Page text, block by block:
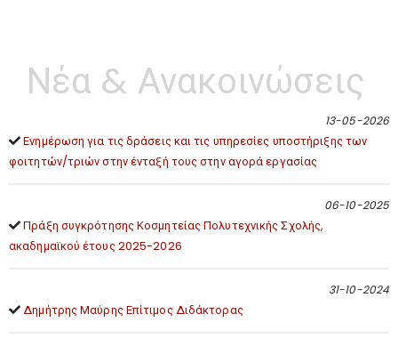
Νέα & Ανακοινώσεις
13-05-2026
Ενημέρωση για τις δράσεις και τις υπηρεσίες υποστήριξης των
φοιτητών/τριών στην ένταξή τους στην αγορά εργασίας
06-10-2025
Πράξη συγκρότησης Κοσμητείας Πολυτεχνικής Σχολής,
ακαδημαϊκού έτους 2025-2026
31-10-2024
Δημήτρης Μαύρης Επίτιμος Διδάκτορας